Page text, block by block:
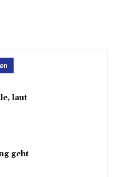
laut
geht